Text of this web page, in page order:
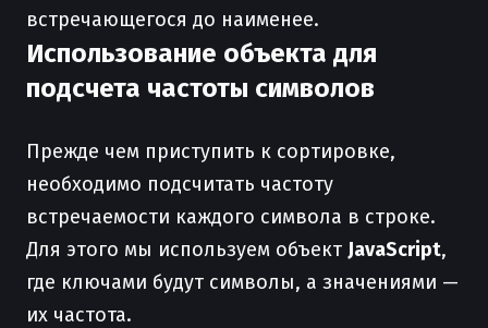
встречающегося до наименее.
Использование объекта для
подсчета частоты символов
Прежде чем приступить к сортировке,
необходимо подсчитать частоту
встречаемости каждого символа в строке.
Для этого мы используем объект JavaScript,
где ключами будут символы, а значениями —
их частота.